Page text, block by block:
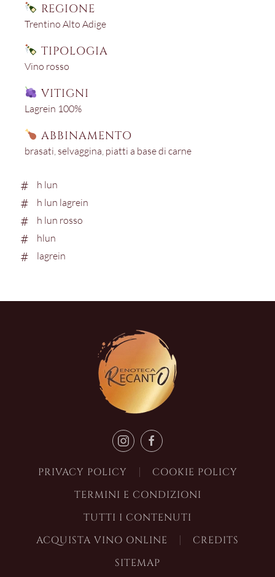
REGIONE
Trentino Alto Adige
TIPOLOGIA
Vino rosso
VITIGNI
Lagrein 100%
ABBINAMENTO
brasati selvaggina piatti a base di carne
h lun
h lun lagrein
h lun rosso
hlun
lagrein
PRIVACY POLICY
COOKIE POLICY
TERMINI E CONDIZIONI
TUTTI I CONTENUTI
ACQUISTA VINO ONLINE
CREDITS
SITEMAP